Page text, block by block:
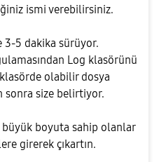
ismi verebilirsiniz.
3-5 dakika sürüyor.
Log klasörünü
olabilir dosya
size belirtiyor.
büyük boyuta sahip olanlar
girerek çıkartın.